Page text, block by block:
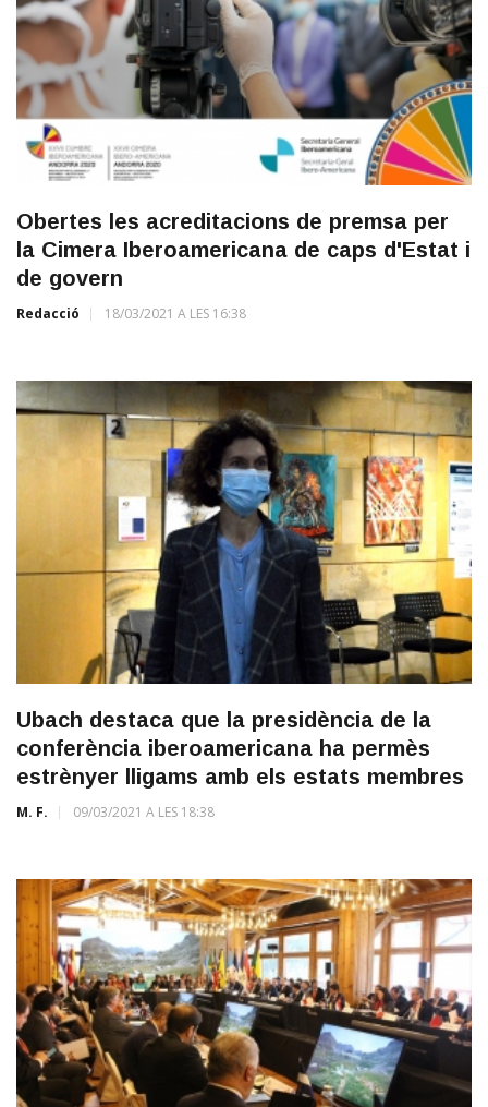
Obertes les acreditacions de premsa per
la Cimera Iberoamericana de caps d'Estat i
de govern
Redacció 18/03/2021 A LES 16:38
Ubach destaca que la presidència de la
conferència iberoamericana ha permès
estrènyer lligams amb els estats membres
M. F. 09/03/2021 A LES 18:38